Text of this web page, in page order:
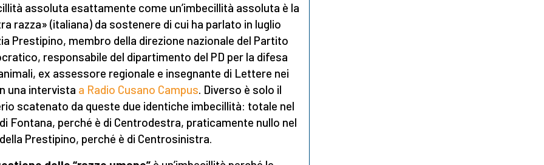
assoluta esattamente come un’imbecillità assoluta è la
razza» (italiana) da sostenere di cui ha parlato in luglio
Prestipino, membro della direzione nazionale del Partito
responsabile del dipartimento del PD per la difesa
ex assessore regionale e insegnante di Lettere nei
una intervista a Radio Cusano Campus. Diverso è solo il
scatenato da queste due identiche imbecillità: totale nel
Fontana, perché è di Centrodestra, praticamente nullo nel
Prestipino, perché è di Centrosinistra.